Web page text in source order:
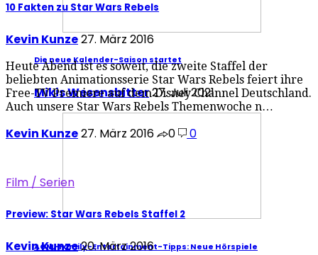
Die neue Kalender-Saison startet
Mikis Wesensbitter27. Juli 2021
AGM-Family-Entertainment-Tipps: Neue Hörspiele
10 Fakten zu Star Wars Rebels
Kevin Kunze27. März 2016
Heute Abend ist es soweit, die zweite Staffel der
beliebten Animationsserie Star Wars Rebels feiert ihre
Free-TV Premiere auf dem Disney Channel Deutschland.
Auch unsere Star Wars Rebels Themenwoche n…
Kevin Kunze27. März 2016 0 0
Film / Serien
Preview: Star Wars Rebels Staffel 2
Kevin Kunze20. März 2016